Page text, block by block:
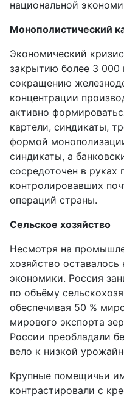
национальной
Монополистический
Экономический
закрытию более 3 000
сокращению
концентрации
активно
картели, синдикаты,
формой
синдикаты, а
сосредоточен в руках
контролировавших
операций страны.
Сельское хозяйство
Несмотря на
хозяйство
экономики. Россия
по объёму
обеспечивая 50 %
мирового экспорта
России преобладали
вело к низкой
Крупные помещичьи
контрастировали с